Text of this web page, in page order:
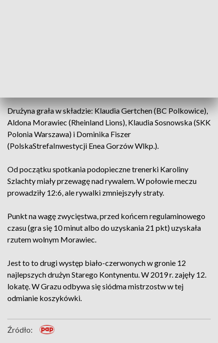
Drużyna grała w składzie: Klaudia Gertchen (BC Polkowice),
Aldona Morawiec (Rheinland Lions), Klaudia Sosnowska (SKK
Polonia Warszawa) i Dominika Fiszer
(PolskaStrefaInwestycji Enea Gorzów Wlkp.).
Od początku spotkania podopieczne trenerki Karoliny
Szlachty miały przewagę nad rywalem. W połowie meczu
prowadziły 12:6, ale rywalki zmniejszyły straty.
Punkt na wagę zwycięstwa, przed końcem regulaminowego
czasu (gra się 10 minut albo do uzyskania 21 pkt) uzyskała
rzutem wolnym Morawiec.
Jest to to drugi występ biało-czerwonych w gronie 12
najlepszych drużyn Starego Kontynentu. W 2019 r. zajęły 12.
lokatę. W Grazu odbywa się siódma mistrzostw w tej
odmianie koszykówki.
Źródło: